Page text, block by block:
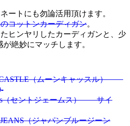
ートにも勿論活用頂けます。
コットンカーディガン。
ヒンヤリしたカーディガンと、少
絶妙にマッチします。
（ムーンキャッスル）
（セントジェームス） サイ
（ジャパンブルージーン